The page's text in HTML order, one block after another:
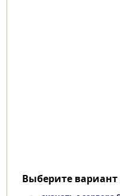
Выберите вариант